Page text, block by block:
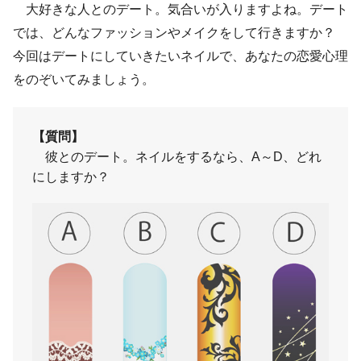
大好きな人とのデート。気合いが入りますよね。デート
では、どんなファッションやメイクをして行きますか？
今回はデートにしていきたいネイルで、あなたの恋愛心理
をのぞいてみましょう。
【質問】
彼とのデート。ネイルをするなら、A～D、どれ
にしますか？